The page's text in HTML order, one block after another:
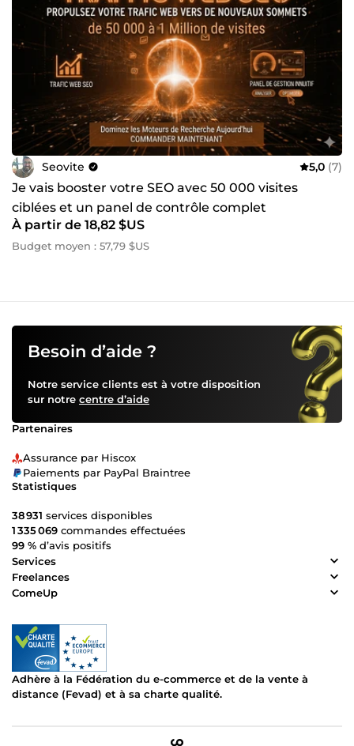
Seovite 5,0 (7)
Je vais booster votre SEO avec 50 000 visites
ciblées et un panel de contrôle complet
À partir de 18,82 $US
Budget moyen : 57,79 $US
Besoin d’aide ?
Notre service clients est à votre disposition
sur notre centre d’aide
Partenaires
Assurance par Hiscox
Paiements par PayPal Braintree
Statistiques
38 931 services disponibles
1 335 069 commandes effectuées
99 % d’avis positifs
Services
Freelances
ComeUp
Adhère à la Fédération du e-commerce et de la vente à
distance (Fevad) et à sa charte qualité.